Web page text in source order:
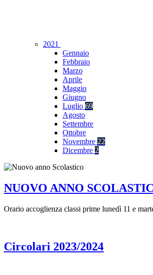
2021
Gennaio
Febbraio
Marzo
Aprile
Maggio
Giugno
Luglio 69
Agosto
Settembre
Ottobre
Novembre 22
Dicembre 2
NUOVO ANNO
Orario accoglienza classi prime lunedì 11 e
Circolari 2023/2024